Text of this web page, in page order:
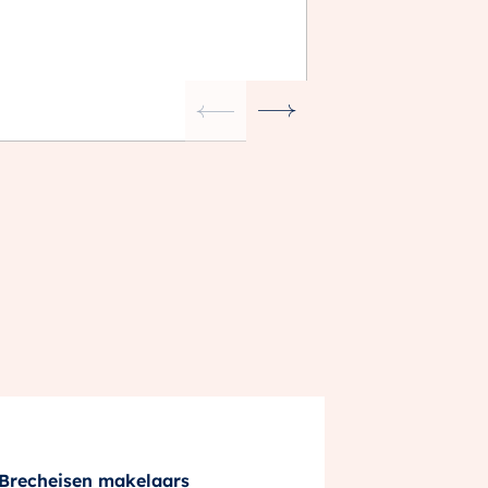
Brecheisen makelaars